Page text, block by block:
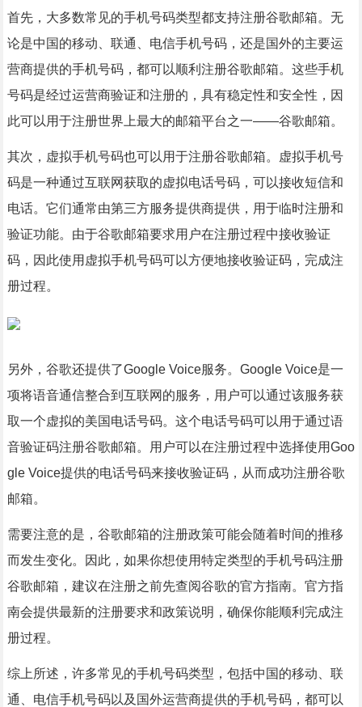
首先，大多数常见的手机号码类型都支持注册谷歌邮箱。无
论是中国的移动、联通、电信手机号码，还是国外的主要运
营商提供的手机号码，都可以顺利注册谷歌邮箱。这些手机
号码是经过运营商验证和注册的，具有稳定性和安全性，因
此可以用于注册世界上最大的邮箱平台之一——谷歌邮箱。
其次，虚拟手机号码也可以用于注册谷歌邮箱。虚拟手机号
码是一种通过互联网获取的虚拟电话号码，可以接收短信和
电话。它们通常由第三方服务提供商提供，用于临时注册和
验证功能。由于谷歌邮箱要求用户在注册过程中接收验证
码，因此使用虚拟手机号码可以方便地接收验证码，完成注
册过程。
另外，谷歌还提供了Google Voice服务。Google Voice是一
项将语音通信整合到互联网的服务，用户可以通过该服务获
取一个虚拟的美国电话号码。这个电话号码可以用于通过语
音验证码注册谷歌邮箱。用户可以在注册过程中选择使用Goo
gle Voice提供的电话号码来接收验证码，从而成功注册谷歌
邮箱。
需要注意的是，谷歌邮箱的注册政策可能会随着时间的推移
而发生变化。因此，如果你想使用特定类型的手机号码注册
谷歌邮箱，建议在注册之前先查阅谷歌的官方指南。官方指
南会提供最新的注册要求和政策说明，确保你能顺利完成注
册过程。
综上所述，许多常见的手机号码类型，包括中国的移动、联
通、电信手机号码以及国外运营商提供的手机号码，都可以